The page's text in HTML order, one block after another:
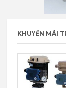
KHUYẾN MÃI